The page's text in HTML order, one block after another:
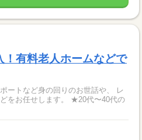
！有料老人ホームなどで
ートなど身の回りのお世話や、 レ
します。 ★20代〜40代の